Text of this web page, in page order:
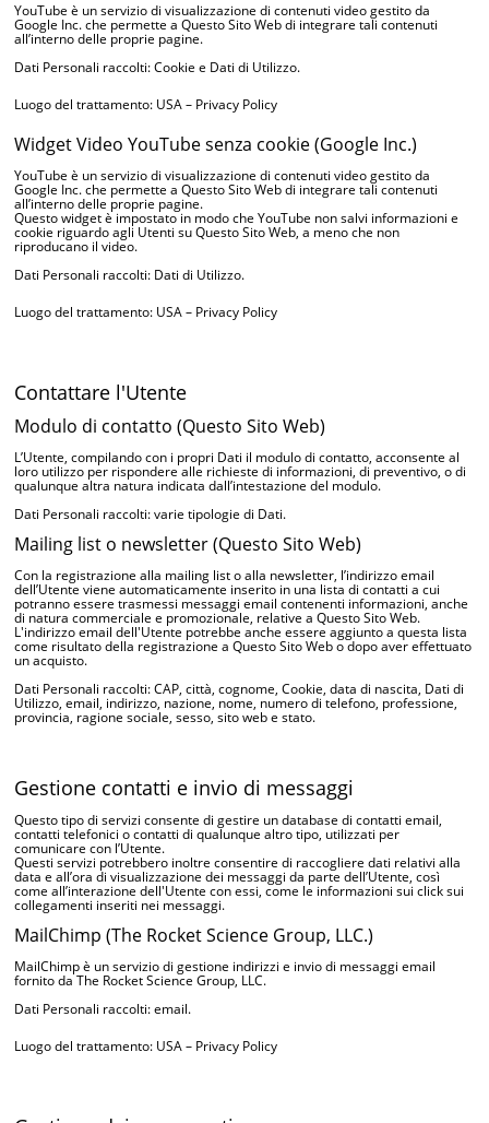
YouTube è un servizio di visualizzazione di contenuti video gestito da
Google Inc. che permette a Questo Sito Web di integrare tali contenuti
all’interno delle proprie pagine.
Dati Personali raccolti: Cookie e Dati di Utilizzo.
Luogo del trattamento: USA – Privacy Policy
Widget Video YouTube senza cookie (Google Inc.)
YouTube è un servizio di visualizzazione di contenuti video gestito da
Google Inc. che permette a Questo Sito Web di integrare tali contenuti
all’interno delle proprie pagine.
Questo widget è impostato in modo che YouTube non salvi informazioni e
cookie riguardo agli Utenti su Questo Sito Web, a meno che non
riproducano il video.
Dati Personali raccolti: Dati di Utilizzo.
Luogo del trattamento: USA – Privacy Policy
Contattare l'Utente
Modulo di contatto (Questo Sito Web)
L’Utente, compilando con i propri Dati il modulo di contatto, acconsente al
loro utilizzo per rispondere alle richieste di informazioni, di preventivo, o di
qualunque altra natura indicata dall’intestazione del modulo.
Dati Personali raccolti: varie tipologie di Dati.
Mailing list o newsletter (Questo Sito Web)
Con la registrazione alla mailing list o alla newsletter, l’indirizzo email
dell’Utente viene automaticamente inserito in una lista di contatti a cui
potranno essere trasmessi messaggi email contenenti informazioni, anche
di natura commerciale e promozionale, relative a Questo Sito Web.
L'indirizzo email dell'Utente potrebbe anche essere aggiunto a questa lista
come risultato della registrazione a Questo Sito Web o dopo aver effettuato
un acquisto.
Dati Personali raccolti: CAP, città, cognome, Cookie, data di nascita, Dati di
Utilizzo, email, indirizzo, nazione, nome, numero di telefono, professione,
provincia, ragione sociale, sesso, sito web e stato.
Gestione contatti e invio di messaggi
Questo tipo di servizi consente di gestire un database di contatti email,
contatti telefonici o contatti di qualunque altro tipo, utilizzati per
comunicare con l’Utente.
Questi servizi potrebbero inoltre consentire di raccogliere dati relativi alla
data e all’ora di visualizzazione dei messaggi da parte dell’Utente, così
come all’interazione dell'Utente con essi, come le informazioni sui click sui
collegamenti inseriti nei messaggi.
MailChimp (The Rocket Science Group, LLC.)
MailChimp è un servizio di gestione indirizzi e invio di messaggi email
fornito da The Rocket Science Group, LLC.
Dati Personali raccolti: email.
Luogo del trattamento: USA – Privacy Policy